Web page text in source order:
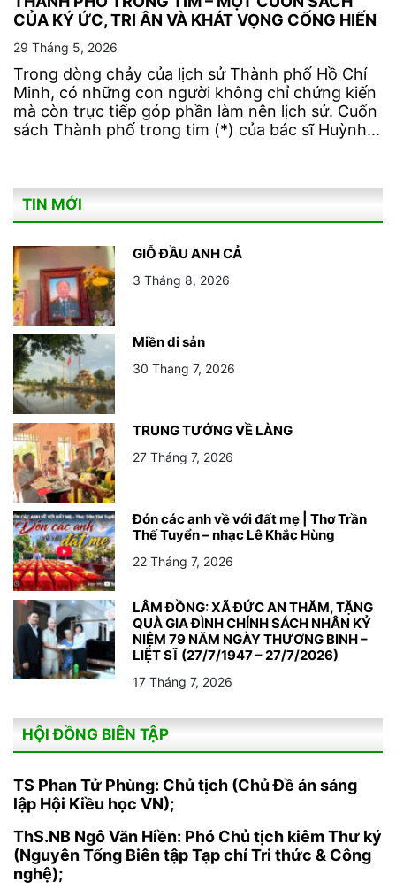
CỦA KÝ ỨC, TRI ÂN VÀ KHÁT VỌNG CỐNG HIẾN
29 Tháng 5, 2026
Trong dòng chảy của lịch sử Thành phố Hồ Chí
Minh, có những con người không chỉ chứng kiến
mà còn trực tiếp góp phần làm nên lịch sử. Cuốn
sách Thành phố trong tim (*) của bác sĩ Huỳnh...
TIN MỚI
GIỖ ĐẦU ANH CẢ
3 Tháng 8, 2026
Miền di sản
30 Tháng 7, 2026
TRUNG TƯỚNG VỀ LÀNG
27 Tháng 7, 2026
Đón các anh về với đất mẹ | Thơ Trần
Thế Tuyển – nhạc Lê Khắc Hùng
22 Tháng 7, 2026
LÂM ĐỒNG: XÃ ĐỨC AN THĂM, TẶNG
QUÀ GIA ĐÌNH CHÍNH SÁCH NHÂN KỶ
NIỆM 79 NĂM NGÀY THƯƠNG BINH –
LIỆT SĨ (27/7/1947 – 27/7/2026)
17 Tháng 7, 2026
HỘI ĐỒNG BIÊN TẬP
TS Phan Tử Phùng: Chủ tịch (Chủ Đề án sáng
lập Hội Kiều học VN);
ThS.NB Ngô Văn Hiền: Phó Chủ tịch kiêm Thư ký
(Nguyên Tổng Biên tập Tạp chí Tri thức & Công
nghệ);